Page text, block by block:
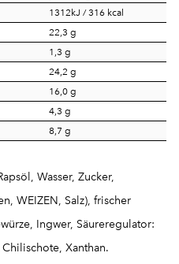
1312kJ / 316 kcal
22,3 g
1,3 g
24,2 g
16,0 g
4,3 g
8,7 g
Wasser, Zucker,
WEIZEN, Salz), frischer
Ingwer, Säureregulator:
Xanthan.